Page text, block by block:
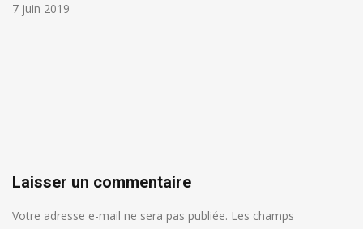
7 juin 2019
Laisser un commentaire
Votre adresse e-mail ne sera pas publiée. Les champs